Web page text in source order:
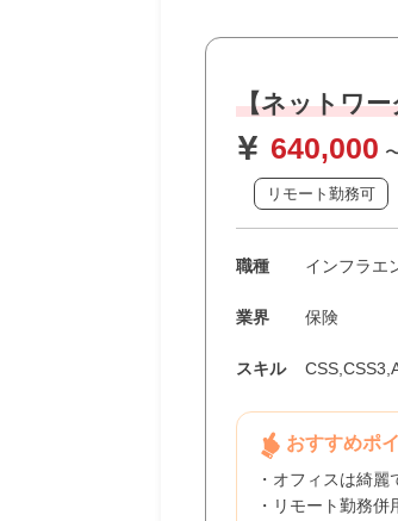
【ネットワ
640,000
リモート勤務可
職種 インフラエ
業界 保険
スキル
おすすめポ
・オフィスは綺
・リモート勤務併